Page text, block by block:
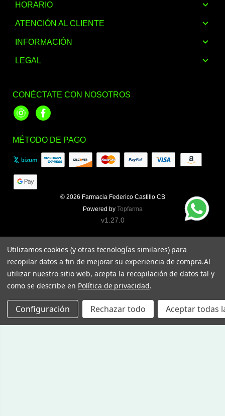
HORARIO
ATENCIÓN AL CLIENTE
INFORMACIÓN
LEGAL
CONÉCTATE CON NOSOTROS
InstagramFacebook
MÉTODO DE PAGO
© 2026 Farmacia Federico Castillo CB
Powered by Topfarma
v1.27.0
Utilizamos cookies (y otras tecnologías similares) para
recopilar datos a fin de mejorar su experiencia de compra.Al
utilizar nuestro sitio web, acepta la recopilación de datos tal y
como se describe en Política de privacidad.
Configuración Rechazar todo Aceptar todas